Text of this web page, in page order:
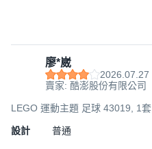
廖*崴
2026.07.27
賣家: 酷澎股份有限公司
LEGO 運動主題 足球 43019, 1套
設計 普通